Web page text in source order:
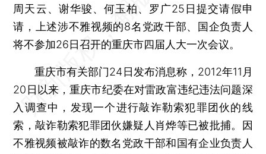
周天云、谢华骏、何玉柏、罗广25日提交请假申
请，上述涉不雅视频的8名党政干部、国企负责人
将不参加26日召开的重庆市四届人大一次会议。
重庆市有关部门24日发布消息称，2012年11月
20日以来，重庆市纪委在对雷政富违纪违法问题深
入调查中，发现一个进行敲诈勒索犯罪团伙的线
索，敲诈勒索犯罪团伙嫌疑人肖烨等已被批捕。因
不雅视频被敲诈的数名党政干部和国有企业负责人